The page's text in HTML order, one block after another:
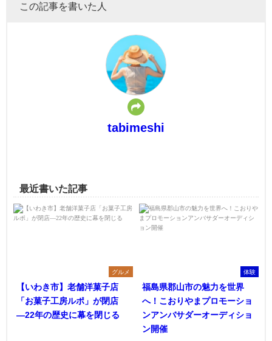
この記事を書いた人
tabimeshi
最近書いた記事
グルメ
【いわき市】老舗洋菓子店
「お菓子工房ルポ」が閉店
―22年の歴史に幕を閉じる
体験
福島県郡山市の魅力を世界
へ！こおりやまプロモーショ
ンアンバサダーオーディショ
ン開催